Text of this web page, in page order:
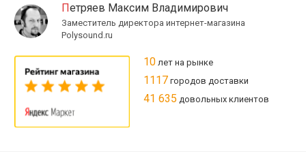
Петряев Максим Владимирович
Заместитель директора интернет-магазина
Polysound.ru
10 лет на рынке
1117 городов доставки
41 635 довольных клиентов